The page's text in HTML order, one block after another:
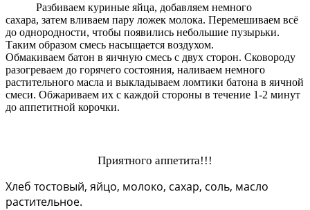
Разбиваем куриные яйца, добавляем немного
сахара, затем вливаем пару ложек молока. Перемешиваем всё
до однородности, чтобы появились небольшие пузырьки.
Таким образом смесь насыщается воздухом.
Обмакиваем батон в яичную смесь с двух сторон. Сковороду
разогреваем до горячего состояния, наливаем немного
растительного масла и выкладываем ломтики батона в яичной
смеси. Обжариваем их с каждой стороны в течение 1-2 минут
до аппетитной корочки.
Приятного аппетита!!!
Хлеб тостовый, яйцо, молоко, сахар, соль, масло
растительное.